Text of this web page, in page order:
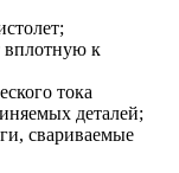
вплотную к
тока
деталей;
свариваемые